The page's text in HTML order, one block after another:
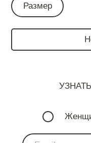
Размер